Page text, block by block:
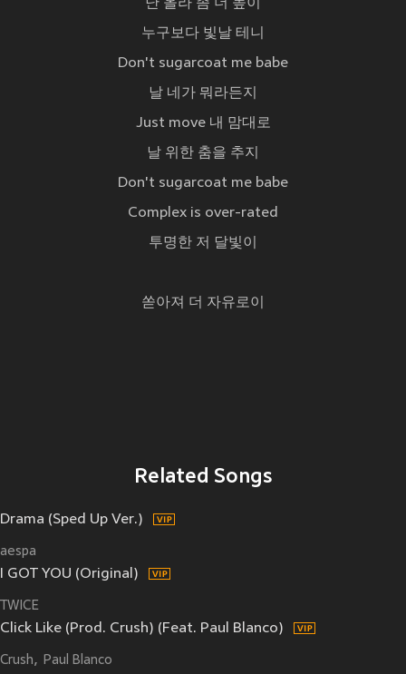
난 올라 좀 더 높이
누구보다 빛날 테니
Don't sugarcoat me babe
날 네가 뭐라든지
Just move 내 맘대로
날 위한 춤을 추지
Don't sugarcoat me babe
Complex is over-rated
투명한 저 달빛이
쏟아져 더 자유로이
Related Songs
Drama (Sped Up Ver.)
aespa
I GOT YOU (Original)
TWICE
Click Like (Prod. Crush) (Feat. Paul Blanco)
Crush Paul Blanco